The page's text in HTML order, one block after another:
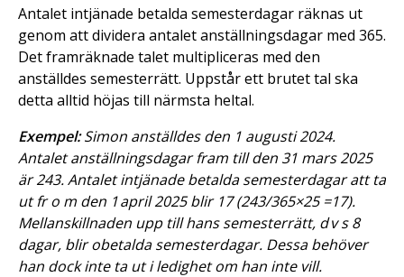
Antalet intjänade betalda semesterdagar räknas ut
genom att dividera antalet anställningsdagar med 365.
Det framräknade talet multipliceras med den
anställdes semesterrätt. Uppstår ett brutet tal ska
detta alltid höjas till närmsta heltal.
Exempel:Simon anställdes den 1 augusti 2024.
Antalet anställningsdagar fram till den 31 mars 2025
är 243. Antalet intjänade betalda semesterdagar att ta
ut fr o m den 1 april 2025 blir 17 (243/365×25 =17).
Mellanskillnaden upp till hans semesterrätt, d v s 8
dagar, blir obetalda semesterdagar. Dessa behöver
han dock inte ta ut i ledighet om han inte vill.